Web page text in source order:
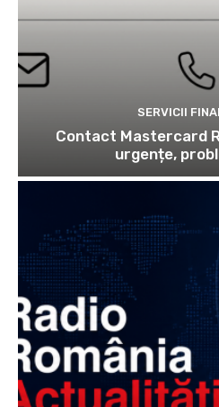
SERVICII
Contact Mastercard
urgențe,